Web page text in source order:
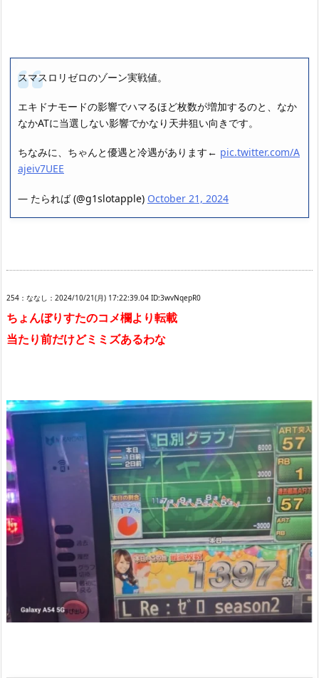
スマスロリゼロのゾーン実戦値。
エキドナモードの影響でハマるほど枚数が増加するのと、なか
なかATに当選しない影響でかなり天井狙い向きです。
ちなみに、ちゃんと優遇と冷遇があります← pic.twitter.com/A
ajeiv7UEE
— たられば (@g1slotapple) October 21, 2024
254：ななし：2024/10/21(月) 17:22:39.04 ID:3wvNqepR0
ちょんぼりすたのコメ欄より転載
当たり前だけどミミズあるわな